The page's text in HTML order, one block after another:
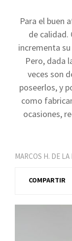
Para el buen
de calidad.
incrementa
Pero, dada
veces son
poseerlos, y
como
ocasiones,
MARCOS H. DE LA
COMPARTIR